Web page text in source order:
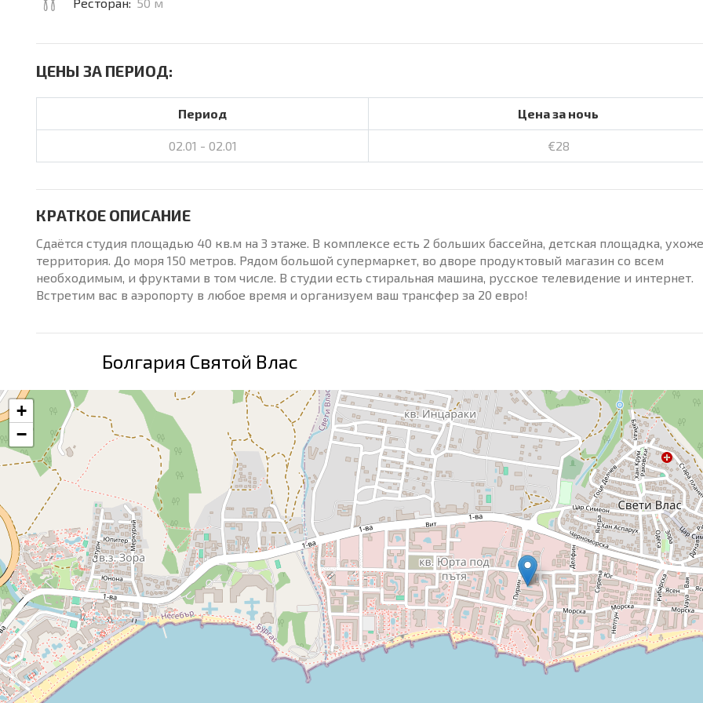
ЦЕНЫ ЗА ПЕРИОД:
Период Цена за ночь
02.01 - 02.01 €28
КРАТКОЕ ОПИСАНИЕ
Сдаётся студия площадью 40 кв.м на 3 этаже. В комплексе есть 2 больших бассейна, детская площадка,
территория. До моря 150 метров. Рядом большой супермаркет, во дворе продуктовый магазин со всем
необходимым, и фруктами в том числе. В студии есть стиральная машина, русское телевидение и интернет.
Встретим вас в аэропорту в любое время и организуем ваш трансфер за 20 евро!
Болгария Святой Влас
+
−